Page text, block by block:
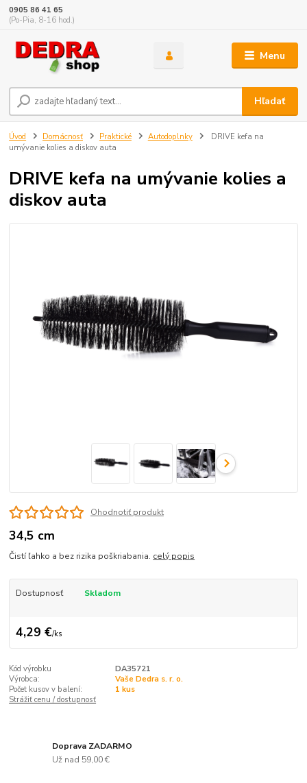
Menu
Hľadať
0905 86 41 65
(Po-Pia, 8-16 hod.)
Úvod Domácnosť Praktické Autodoplnky
DRIVE kefa na
umývanie kolies a diskov auta
DRIVE kefa na umývanie kolies a
diskov auta
Ohodnotiť produkt
34,5 cm
Čistí ľahko a bez rizika poškriabania. celý popis
Dostupnosť Skladom
4,29 €/ks
Kód výrobku
DA35721
Výrobca:
Vaše Dedra s. r. o.
Počet kusov v balení:
1 kus
Strážiť cenu / dostupnosť
Doprava ZADARMO
Už nad 59,00 €